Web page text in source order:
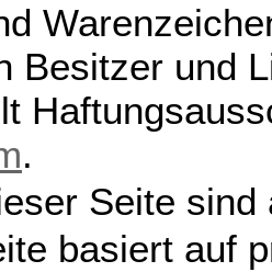
Besitzer und
.
Seite
basiert auf